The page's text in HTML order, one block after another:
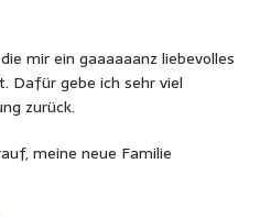
mir ein gaaaaaanz liebevolles
Dafür gebe ich sehr viel
zurück.
meine neue Familie